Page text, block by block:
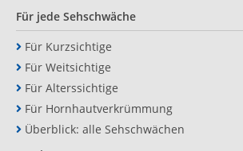
Für jede Sehschwäche
Für Kurzsichtige
Für Weitsichtige
Für Alterssichtige
Für Hornhautverkrümmung
Überblick: alle Sehschwächen